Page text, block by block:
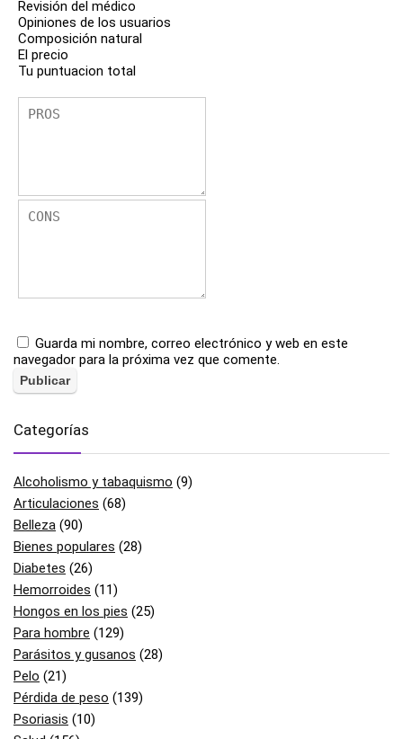
Revisión del médico
Opiniones de los usuarios
Composición natural
El precio
Tu puntuacion total
Guarda mi nombre, correo electrónico y web en este
navegador para la próxima vez que comente.
Categorías
Alcoholismo y tabaquismo (9)
Articulaciones (68)
Belleza (90)
Bienes populares (28)
Diabetes (26)
Hemorroides (11)
Hongos en los pies (25)
Para hombre (129)
Parásitos y gusanos (28)
Pelo (21)
Pérdida de peso (139)
Psoriasis (10)